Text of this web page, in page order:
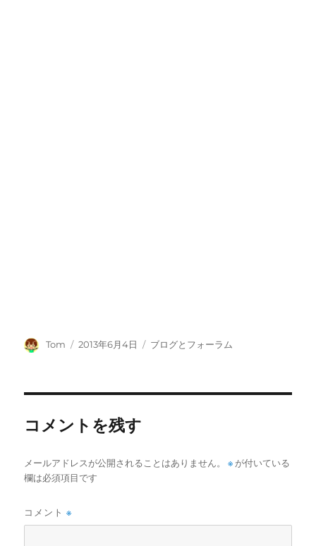
投
Tom
投
2013年6月4日
カ
ブログとフォーラム
コメントを残す
メールアドレスが公開されることはありません。 ※ が付いている
欄は必須項目です
コメント※